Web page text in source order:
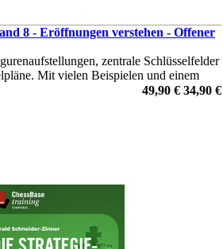
8 - Eröffnungen verstehen - Offener
zentrale Schlüsselfelder
Mit vielen Beispielen und einem
Druck aufzubauen – für ein
49,90 € 34,90 €